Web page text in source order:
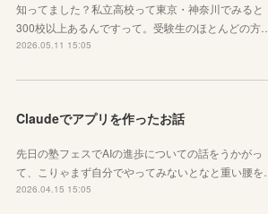
知ってました？私立高校って東京・神奈川でみると
300校以上あるんですって。受験生のほとんどの方…
2026.05.11 15:05
Claudeでアプリを作ったお話
先日の塾フェスでAIの進歩についての話をうかがっ
て、こりゃまず自分でやってみないとなと重い腰を…
2026.04.15 15:05